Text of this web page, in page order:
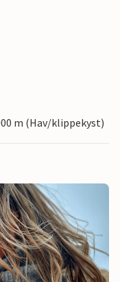
m (Hav/klippekyst)